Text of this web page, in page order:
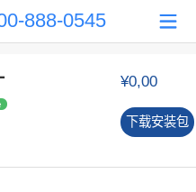
888-0545
¥0,00
下载安装包